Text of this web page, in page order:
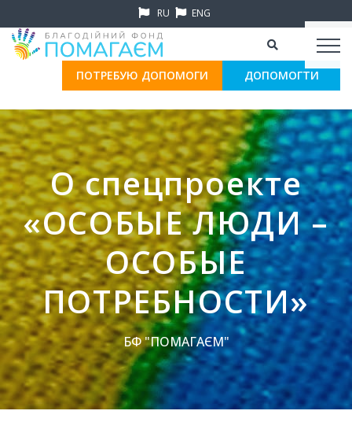
RU ENG
ПОТРЕБУЮ ДОПОМОГИ ДОПОМОГТИ
О спецпроекте
«ОСОБЫЕ ЛЮДИ –
ОСОБЫЕ
ПОТРЕБНОСТИ»
БФ "ПОМАГАЄМ"